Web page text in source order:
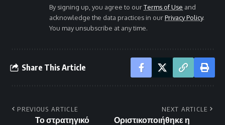
By signing up, you agree to ourTerms of Use and
acknowledge the data practices in ourPrivacy Policy.
You may unsubscribe at any time.
Share This Article
PREVIOUS ARTICLE
Το στρατηγικό
NEXT ARTICLE
Οριστικοποιήθηκε η